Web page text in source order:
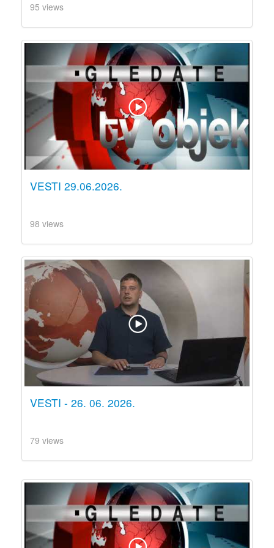
95 views
VESTI 29.06.2026.
98 views
VESTI - 26. 06. 2026.
79 views